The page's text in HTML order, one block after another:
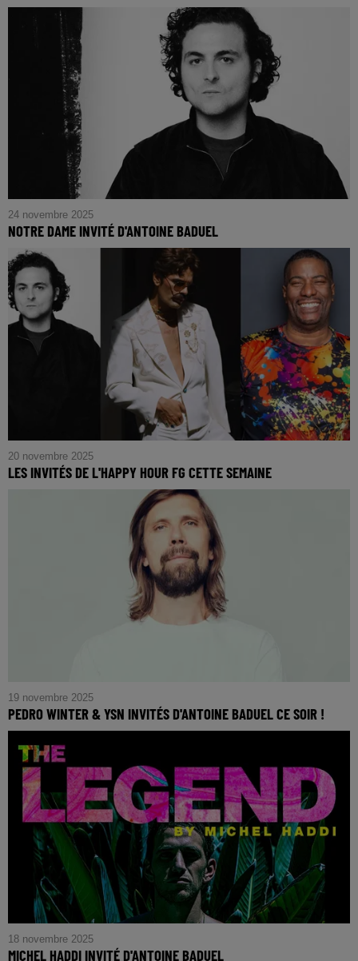
24 novembre 2025
NOTRE DAME INVITÉ D'ANTOINE BADUEL
20 novembre 2025
LES INVITÉS DE L'HAPPY HOUR FG CETTE SEMAINE
19 novembre 2025
PEDRO WINTER & YSN INVITÉS D'ANTOINE BADUEL CE SOIR !
18 novembre 2025
MICHEL HADDI INVITÉ D'ANTOINE BADUEL